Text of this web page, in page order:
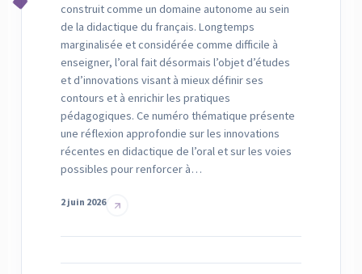
construit comme un domaine autonome au sein
de la didactique du français. Longtemps
marginalisée et considérée comme difficile à
enseigner, l’oral fait désormais l’objet d’études
et d’innovations visant à mieux définir ses
contours et à enrichir les pratiques
pédagogiques. Ce numéro thématique présente
une réflexion approfondie sur les innovations
récentes en didactique de l’oral et sur les voies
possibles pour renforcer à…
2 juin 2026